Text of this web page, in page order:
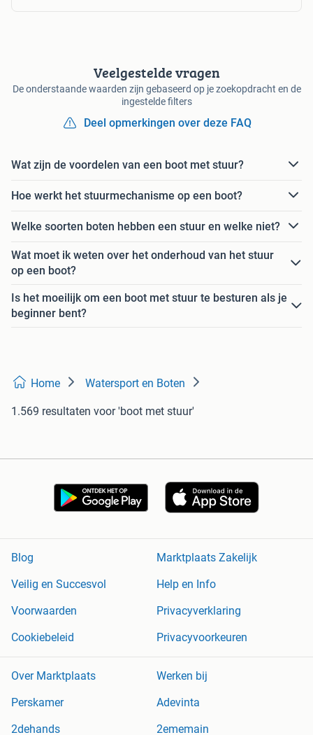
Veelgestelde vragen
De onderstaande waarden zijn gebaseerd op je zoekopdracht en de
ingestelde filters
Deel opmerkingen over deze FAQ
Wat zijn de voordelen van een boot met stuur?
Hoe werkt het stuurmechanisme op een boot?
Welke soorten boten hebben een stuur en welke niet?
Wat moet ik weten over het onderhoud van het stuur
op een boot?
Is het moeilijk om een boot met stuur te besturen als je
beginner bent?
Home Watersport en Boten
1.569 resultaten voor 'boot met stuur'
Blog
Marktplaats Zakelijk
Veilig en Succesvol
Help en Info
Voorwaarden
Privacyverklaring
Cookiebeleid
Privacyvoorkeuren
Over Marktplaats
Werken bij
Perskamer
Adevinta
2dehands
2ememain